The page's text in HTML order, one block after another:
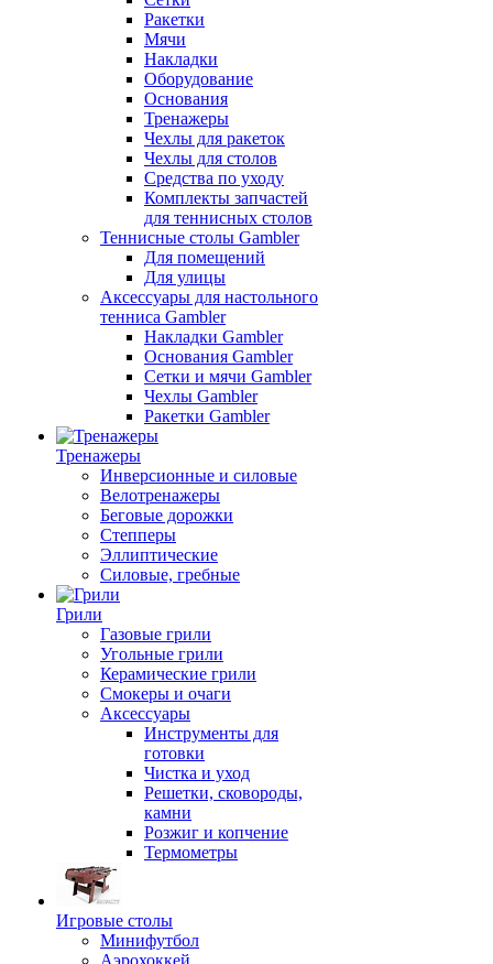
Ракетки
Мячи
Накладки
Оборудование
Основания
Тренажеры
Чехлы для ракеток
Чехлы для столов
Средства по уходу
Комплекты запчастей
для теннисных столов
Теннисные столы Gambler
Для помещений
Для улицы
Аксессуары для настольного
тенниса Gambler
Накладки Gambler
Основания Gambler
Сетки и мячи Gambler
Чехлы Gambler
Ракетки Gambler
Тренажеры
Инверсионные и силовые
Велотренажеры
Беговые дорожки
Степперы
Эллиптические
Силовые, гребные
Грили
Газовые грили
Угольные грили
Керамические грили
Смокеры и очаги
Аксессуары
Инструменты для
готовки
Чистка и уход
Решетки, сковороды,
камни
Розжиг и копчение
Термометры
Игровые столы
Минифутбол
Аэрохоккей